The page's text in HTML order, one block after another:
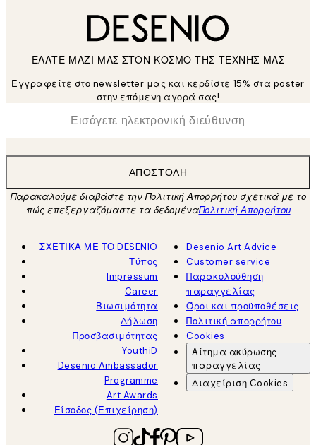
ΕΛΑΤΕ ΜΑΖΙ ΜΑΣ ΣΤΟΝ ΚΟΣΜΟ ΤΗΣ ΤΕΧΝΗΣ ΜΑΣ
Εγγραφείτε στο newsletter μας και κερδίστε 15% στα poster
στην επόμενη αγορά σας!
Ηλεκτρονική Διεύθυνση
ΑΠΟΣΤΟΛΉ
Παρακαλούμε διαβάστε την Πολιτική Απορρήτου σχετικά με το
πώς επεξεργαζόμαστε τα δεδομέναΠολιτική Απορρήτου
ΣΧΕΤΙΚΑ ΜΕ ΤΟ DESENIO
Τύπος
Impressum
Career
Βιωσιμότητα
Δήλωση
Προσβασιμότητας
YouthiD
Desenio Ambassador
Programme
Art Awards
Είσοδος (Επιχείρηση)
Desenio Art Advice
Customer service
Παρακολούθηση
παραγγελίας
Όροι και προϋποθέσεις
Πολιτική απορρήτου
Cookies
Αίτημα ακύρωσης
παραγγελίας
Διαχείριση Cookies